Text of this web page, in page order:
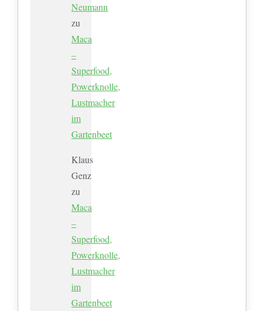
Neumann
zu
Maca
–
Superfood,
Powerknolle,
Lustmacher
im
Gartenbeet
Klaus
Genz
zu
Maca
–
Superfood,
Powerknolle,
Lustmacher
im
Gartenbeet